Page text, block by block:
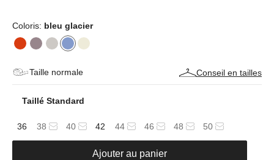
Coloris: bleu glacier
Taille normale Conseil en tailles
Taillé Standard
36 38 40 42 44 46 48 50
Ajouter au panier